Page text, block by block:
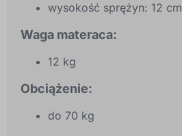
wysokość sprężyn: 12 cm
Waga materaca:
12 kg
Obciążenie:
do 70 kg